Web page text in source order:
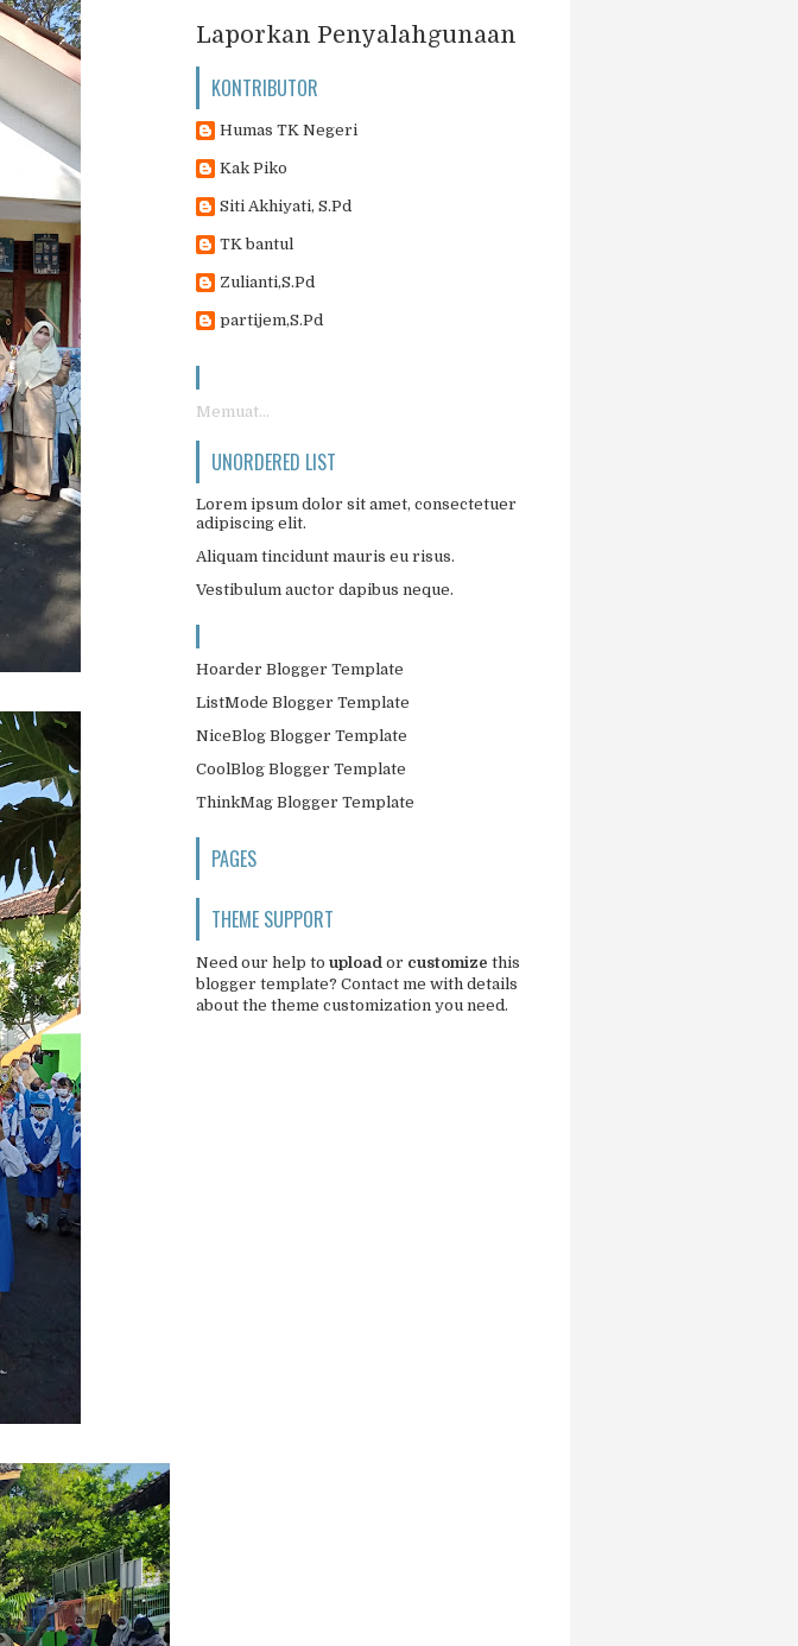
Laporkan Penyalahgunaan
KONTRIBUTOR
Humas TK Negeri
Kak Piko
Siti Akhiyati, S.Pd
TK bantul
Zulianti,S.Pd
partijem,S.Pd
Memuat...
UNORDERED LIST
Lorem ipsum dolor sit amet, consectetuer
adipiscing elit.
Aliquam tincidunt mauris eu risus.
Vestibulum auctor dapibus neque.
Hoarder Blogger Template
ListMode Blogger Template
NiceBlog Blogger Template
CoolBlog Blogger Template
ThinkMag Blogger Template
PAGES
THEME SUPPORT
Need our help to upload or customize this
blogger template? Contact me with details
about the theme customization you need.